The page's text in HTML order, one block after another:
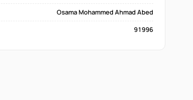
Osama Mohammed Ahmad Abed
91996